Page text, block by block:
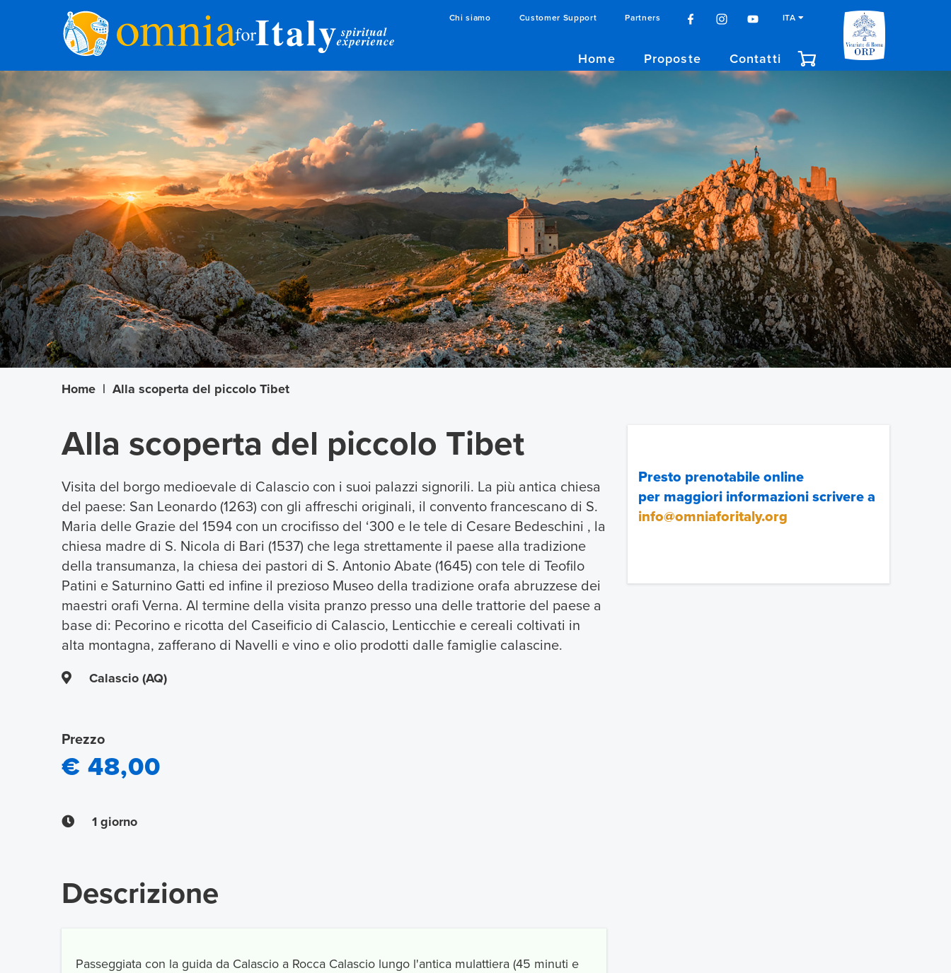
Chi siamo Customer Support Partners ITA
Home Proposte Contatti
Home | Alla scoperta del piccolo Tibet
Alla scoperta del piccolo Tibet
Visita del borgo medioevale di Calascio con i suoi palazzi signorili. La più antica chiesa
del paese: San Leonardo (1263) con gli affreschi originali, il convento francescano di S.
Maria delle Grazie del 1594 con un crocifisso del ‘300 e le tele di Cesare Bedeschini , la
chiesa madre di S. Nicola di Bari (1537) che lega strettamente il paese alla tradizione
della transumanza, la chiesa dei pastori di S. Antonio Abate (1645) con tele di Teofilo
Patini e Saturnino Gatti ed infine il prezioso Museo della tradizione orafa abruzzese dei
maestri orafi Verna. Al termine della visita pranzo presso una delle trattorie del paese a
base di: Pecorino e ricotta del Caseificio di Calascio, Lenticchie e cereali coltivati in
alta montagna, zafferano di Navelli e vino e olio prodotti dalle famiglie calascine.
Calascio (AQ)
Prezzo
€ 48,00
1 giorno
Descrizione
Passeggiata con la guida da Calascio a Rocca Calascio lungo l'antica mulattiera (45 minuti e
Presto prenotabile online
per maggiori informazioni scrivere a
info@omniaforitaly.org